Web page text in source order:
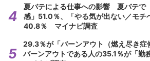
夏バテによる仕事への影響 夏バテで
感」51.0％、「やる気が出ない／モチ
40.8％ マイナビ調査
29.3％が「バーンアウト（燃え尽き
バーンアウトである人の35.1％が「勤